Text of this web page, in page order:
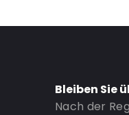
Bleiben Sie
Nach der